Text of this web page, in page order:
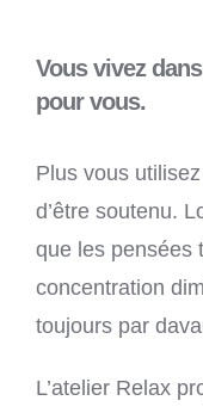
Vous vivez
pour vous.
Plus vous
d’être soutenu.
que les pensées
concentration
toujours par
L’atelier Relax